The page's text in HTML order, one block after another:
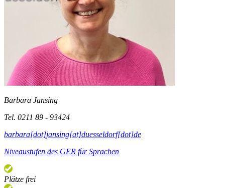
Barbara Jansing
Tel. 0211 89 - 93424
barbara[dot]jansing[at]duesseldorf[dot]de
Niveaustufen des GER für Sprachen
Plätze frei